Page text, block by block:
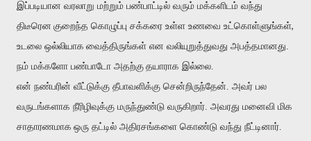
இப்படியான வரலாறு மற்றும் பண்பாட்டில் வரும் மக்களிடம் வந்து
திடீரென குறைந்த கொழுப்பு சக்கரை உள்ள உணவை உட்கொள்ளுங்கள்,
உடலை ஒல்லியாக வைத்திருங்கள் என வலியுறுத்துவது அபத்தமானது.
நம் மக்களோ பண்பாடோ அதற்கு தயாராக இல்லை.
என் நண்பரின் வீட்டுக்கு தீபாவளிக்கு சென்றிருந்தேன். அவர் பல
வருடங்களாக நீரிழிவுக்கு மருந்துண்டு வருகிறார். அவரது மனைவி மிக
சாதாரணமாக ஒரு தட்டில் அதிரசங்களை கொண்டு வந்து நீட்டினார்.